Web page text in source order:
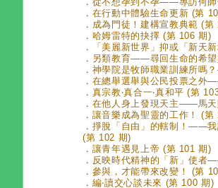
． 在行動中體驗生命更新 (第
． 成為門徒！建構宣教典範 (第
． 哈姆雷特的抉擇 (第 106 期)
．
「美麗新世界」抑或「新天
． 另類教育——尋回生命的希
． 神學院是牧師職業訓練所嗎
． 在總舉選舉與公民投票之外
． 真宗教‧真合一‧真和平 (第
． 在他人身上發現天主——馬天
． 讓音樂成為聖靈的工作！ (第
． 掙脫「自由」的轄制！——我
(第 102 期)
． 讓青年遇見上帝 (第 101 期)
． 反映時代精神的「新」使者
． 參與，才能帶來改變！ (第
． 編‧讀交心談未來 (第 100 期)